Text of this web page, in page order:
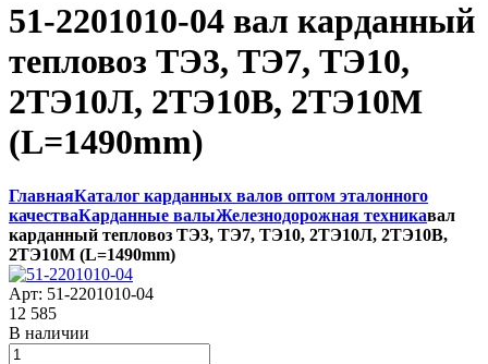
51-2201010-04 вал карданный
тепловоз ТЭ3, ТЭ7, ТЭ10,
2ТЭ10Л, 2ТЭ10В, 2ТЭ10М
(L=1490mm)
ГлавнаяКаталог карданных валов оптом эталонного
качестваКарданные валыЖелезнодорожная техникавал
карданный тепловоз ТЭ3, ТЭ7, ТЭ10, 2ТЭ10Л, 2ТЭ10В,
2ТЭ10М (L=1490mm)
Арт: 51-2201010-04
12 585
В наличии